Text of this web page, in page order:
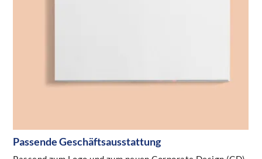
Passende Geschäftsausstattung